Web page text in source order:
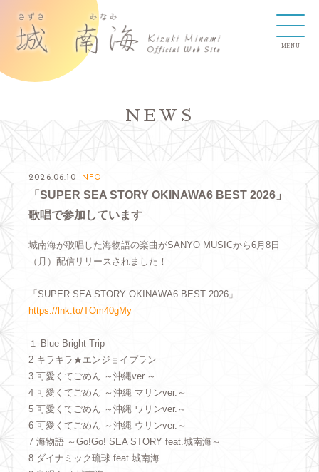
NEWS
2026.06.10 INFO
「SUPER SEA STORY OKINAWA6 BEST 2026」
歌唱で参加しています
城南海が歌唱した海物語の楽曲がSANYO MUSICから6月8日
（月）配信リリースされました！
「SUPER SEA STORY OKINAWA6 BEST 2026」
https://lnk.to/TOm40gMy
１ Blue Bright Trip
2 キラキラ★エンジョイプラン
3 可愛くてごめん ～沖縄ver.～
4 可愛くてごめん ～沖縄 マリンver.～
5 可愛くてごめん ～沖縄 ワリンver.～
6 可愛くてごめん ～沖縄 ウリンver.～
7 海物語 ～Go!Go! SEA STORY feat.城南海～
8 ダイナミック琉球 feat.城南海